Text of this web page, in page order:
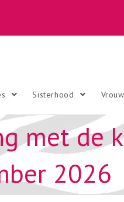
Sisterhood
met de
2026